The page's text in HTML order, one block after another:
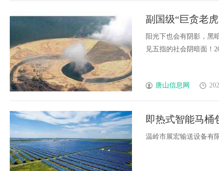
副国级“巨贪老
流产3次
阳光下也会有阴影，黑
见五指的社会阴暗面！
唐山信息网
即热式智能马桶
温岭市展宏输送设备有